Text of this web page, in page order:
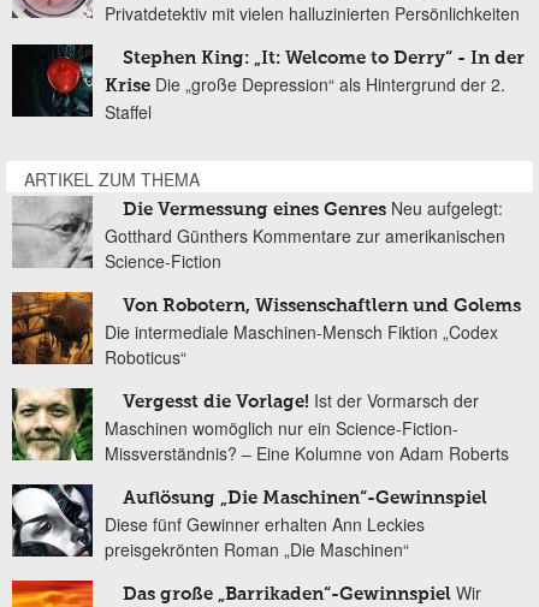
Privatdetektiv mit vielen halluzinierten Persönlichkeiten
Stephen King: „It: Welcome to Derry“ - In der
Krise Die „große Depression“ als Hintergrund der 2.
Staffel
ARTIKEL ZUM THEMA
Die Vermessung eines Genres Neu aufgelegt:
Gotthard Günthers Kommentare zur amerikanischen
Science-Fiction
Von Robotern, Wissenschaftlern und Golems
Die intermediale Maschinen-Mensch Fiktion „Codex
Roboticus“
Vergesst die Vorlage! Ist der Vormarsch der
Maschinen womöglich nur ein Science-Fiction-
Missverständnis? – Eine Kolumne von Adam Roberts
Auflösung „Die Maschinen“-Gewinnspiel
Diese fünf Gewinner erhalten Ann Leckies
preisgekrönten Roman „Die Maschinen“
Das große „Barrikaden“-Gewinnspiel Wir